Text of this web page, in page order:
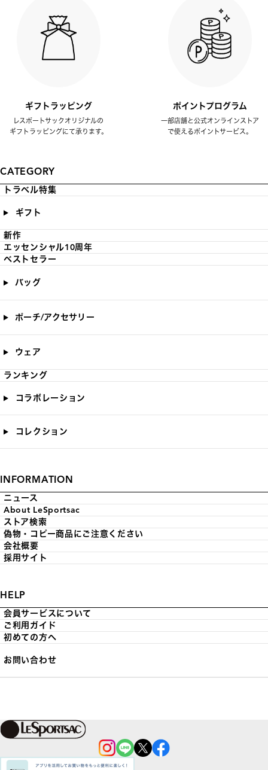
ギフトラッピング
レスポートサックオリジナルの
ギフトラッピングにて承ります。
ポイントプログラム
一部店舗と公式オンラインストア
で使えるポイントサービス。
CATEGORY
トラベル特集
ギフト
新作
エッセンシャル10周年
ベストセラー
バッグ
ポーチ/アクセサリー
ウェア
ランキング
コラボレーション
コレクション
INFORMATION
ニュース
About LeSportsac
ストア検索
偽物・コピー商品にご注意ください
会社概要
採用サイト
HELP
会員サービスについて
ご利用ガイド
初めての方へ
お問い合わせ